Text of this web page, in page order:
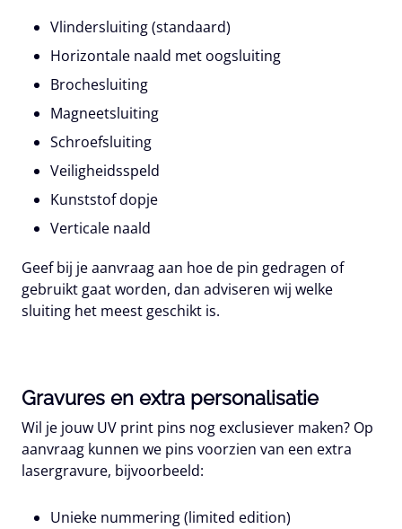
Vlindersluiting (standaard)
Horizontale naald met oogsluiting
Brochesluiting
Magneetsluiting
Schroefsluiting
Veiligheidsspeld
Kunststof dopje
Verticale naald
Geef bij je aanvraag aan hoe de pin gedragen of
gebruikt gaat worden, dan adviseren wij welke
sluiting het meest geschikt is.
Gravures en extra personalisatie
Wil je jouw UV print pins nog exclusiever maken? Op
aanvraag kunnen we pins voorzien van een extra
lasergravure, bijvoorbeeld:
Unieke nummering (limited edition)